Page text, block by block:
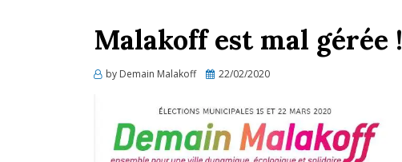
Malakoff est mal gérée !
by Demain Malakoff
Posted
22/02/2020